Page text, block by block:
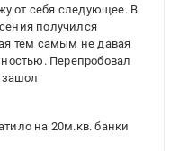
от себя следующее. В
получился
тем самым не давая
Перепробовал
зашол
на 20м.кв. банки